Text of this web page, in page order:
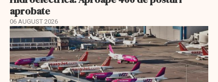
aprobate
06 AUGUST 2026